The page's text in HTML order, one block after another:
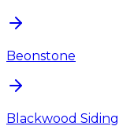
Beonstone
Blackwood Siding